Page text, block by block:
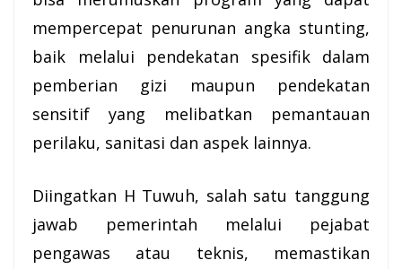
mempercepat penurunan angka stunting,
baik melalui pendekatan spesifik dalam
pemberian gizi maupun pendekatan
sensitif yang melibatkan pemantauan
perilaku, sanitasi dan aspek lainnya.
Diingatkan H Tuwuh, salah satu tanggung
jawab pemerintah melalui pejabat
pengawas atau teknis, memastikan